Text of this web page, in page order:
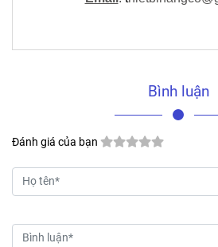
Bình luận
Đánh giá của bạn